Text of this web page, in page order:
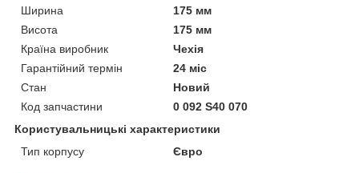
Ширина
175 мм
Висота
175 мм
Країна виробник
Чехія
Гарантійний термін
24 міс
Стан
Новий
Код запчастини
0 092 S40 070
Користувальницькі характеристики
Тип корпусу
Євро